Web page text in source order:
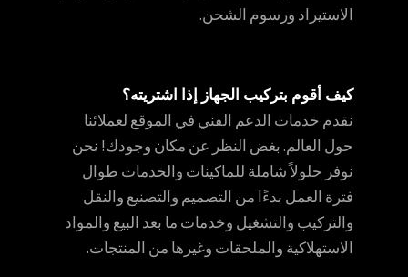
الاستيراد ورسوم الشحن.
كيف أقوم بتركيب الجهاز إذا اشتريته؟
نقدم خدمات الدعم الفني في الموقع لعملائنا
حول العالم. بغض النظر عن مكان وجودك! نحن
نوفر حلولاً شاملة للماكينات والخدمات طوال
فترة العمل بدءًا من التصميم والتصنيع والنقل
والتركيب والتشغيل وخدمات ما بعد البيع والمواد
الاستهلاكية والملحقات وغيرها من المنتجات.